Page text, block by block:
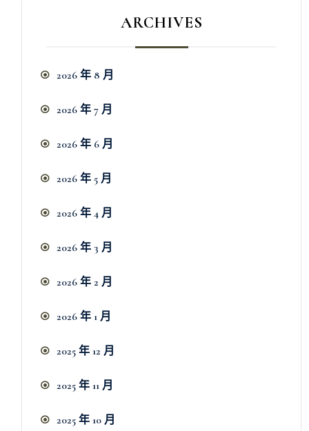
ARCHIVES
2026 年 8 月
2026 年 7 月
2026 年 6 月
2026 年 5 月
2026 年 4 月
2026 年 3 月
2026 年 2 月
2026 年 1 月
2025 年 12 月
2025 年 11 月
2025 年 10 月